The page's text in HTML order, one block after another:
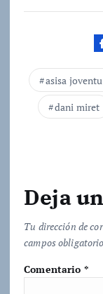
g
d
o
.
asisa
dani miret
Deja
Tu dirección de
campos
Comentario *